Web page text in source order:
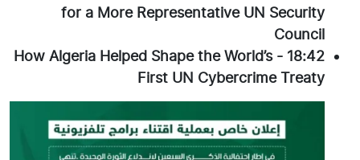
for a More Representative UN Security
Council
18:42
-
How Algeria Helped Shape the World’s
First UN Cybercrime Treaty